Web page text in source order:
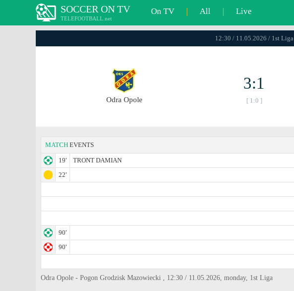
SOCCER ON TV
TELEFOOTBALL.net
On TV | All | Live
12:30 / 11.05.2026 / 1st Liga
Odra Opole
3:1
[ 1:0 ]
MATCH EVENTS
19'
TRONT DAMIAN
22'
90'
90'
Odra Opole - Pogon Grodzisk Mazowiecki , 12:30 / 11.05.2026, monday, 1st Liga